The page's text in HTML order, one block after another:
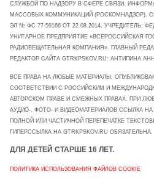
СЛУЖБОЙ ПО НАДЗОРУ В СФЕРЕ СВЯЗИ,
МАССОВЫХ КОММУНИКАЦИЙ (РОСКОМНАДЗОР).
ЭЛ № ФС 77-59166 ОТ 22.08.2014. УЧРЕДИТЕЛЬ:
УНИТАРНОЕ ПРЕДПРИЯТИЕ «ВСЕРОССИЙСКАЯ
РАДИОВЕЩАТЕЛЬНАЯ КОМПАНИЯ». ГЛАВНЫЙ
РЕДАКТОР САЙТА GTRKPSKOV.RU: АНТИПИНА
ВСЕ ПРАВА НА ЛЮБЫЕ МАТЕРИАЛЫ,
СООТВЕТСТВИИ С РОССИЙСКИМ И
АВТОРСКОМ ПРАВЕ И СМЕЖНЫХ ПРАВАХ. ПРИ
АУДИО-, ФОТО- И ВИДЕОМАТЕРИАЛОВ ССЫЛКА НА
ПОЛНОЙ ИЛИ ЧАСТИЧНОЙ ПЕРЕПЕЧАТКЕ
ГИПЕРССЫЛКА НА GTRKPSKOV.RU ОБЯЗАТЕЛЬНА.
ДЛЯ ДЕТЕЙ СТАРШЕ 16 ЛЕТ.
ПОЛИТИКА ИСПОЛЬЗОВАНИЯ ФАЙЛОВ COOKIE